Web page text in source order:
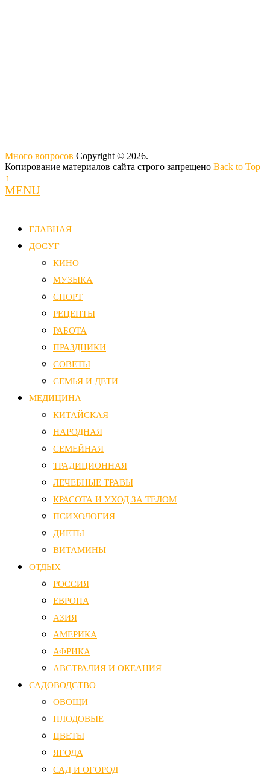
Много вопросов Copyright © 2026.
Копирование материалов сайта строго запрещено Back to Top
↑
MENU
ГЛАВНАЯ
ДОСУГ
КИНО
МУЗЫКА
СПОРТ
РЕЦЕПТЫ
РАБОТА
ПРАЗДНИКИ
СОВЕТЫ
СЕМЬЯ И ДЕТИ
МЕДИЦИНА
КИТАЙСКАЯ
НАРОДНАЯ
СЕМЕЙНАЯ
ТРАДИЦИОННАЯ
ЛЕЧЕБНЫЕ ТРАВЫ
КРАСОТА И УХОД ЗА ТЕЛОМ
ПСИХОЛОГИЯ
ДИЕТЫ
ВИТАМИНЫ
ОТДЫХ
РОССИЯ
ЕВРОПА
АЗИЯ
АМЕРИКА
АФРИКА
АВСТРАЛИЯ И ОКЕАНИЯ
САДОВОДСТВО
ОВОЩИ
ПЛОДОВЫЕ
ЦВЕТЫ
ЯГОДА
САД И ОГОРОД